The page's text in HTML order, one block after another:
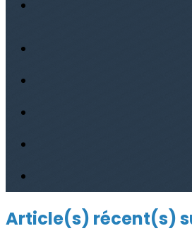
Article(s) récent(s)